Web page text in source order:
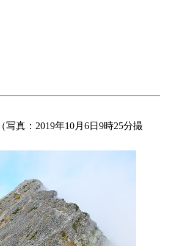
写真：2019年10月6日9時25分撮